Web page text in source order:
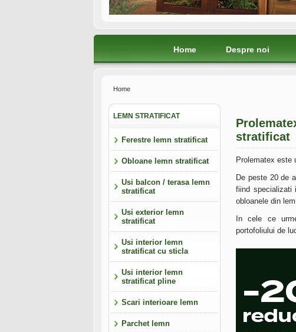
Home Despre noi
Home
LEMN STRATIFICAT
Ferestre lemn stratificat
Obloane lemn stratificat
Usi balcon / terasa lemn
stratificat
Usi exterior lemn
stratificat
Usi interior lemn
stratificat cu sticla
Usi interior lemn
stratificat pline
Scari interioare lemn
Parchet lemn
stratificat
Prolematex este
De peste 20 de
fiind specializati
obloanele din
In cele ce
portofoliului de